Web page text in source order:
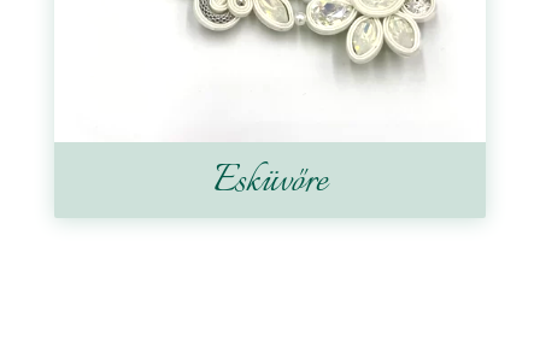
Esküvőre